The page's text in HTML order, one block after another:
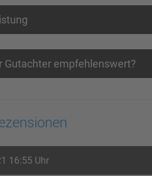
Gutachter empfehlenswert?
16:55 Uhr